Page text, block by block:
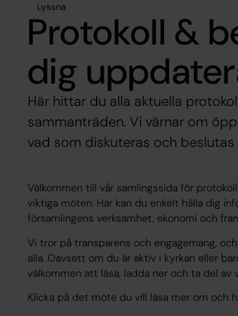
Lyssna
Protokoll &
dig
Här hittar du alla aktuella
sammanträden. Vi värnar om
vad som diskuteras och beslutas
Välkommen till vår samlingssida för
viktiga möten. Här kan du enkelt hålla dig
församlingens verksamhet, ekonomi och
Vi tror på transparens och engagemang,
alla. Oavsett om du är aktiv i kyrkan eller
välkommen att läsa, ladda ner och ta del av
Klicka på det möte du vill läsa mer om och